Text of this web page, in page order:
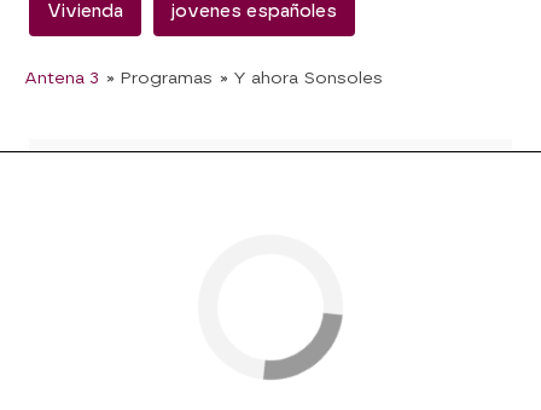
Vivienda jovenes españoles
Antena 3 » Programas » Y ahora Sonsoles